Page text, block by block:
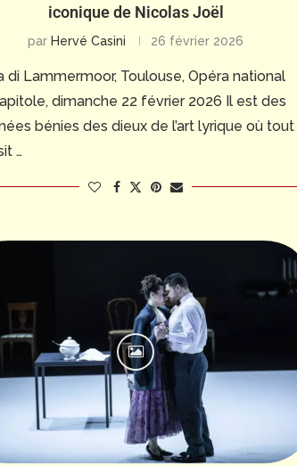
iconique de Nicolas Joël
par Hervé Casini 26 février 2026
di Lammermoor, Toulouse, Opéra national
dimanche 22 février 2026 Il est des
bénies des dieux de l’art lyrique où tout
…